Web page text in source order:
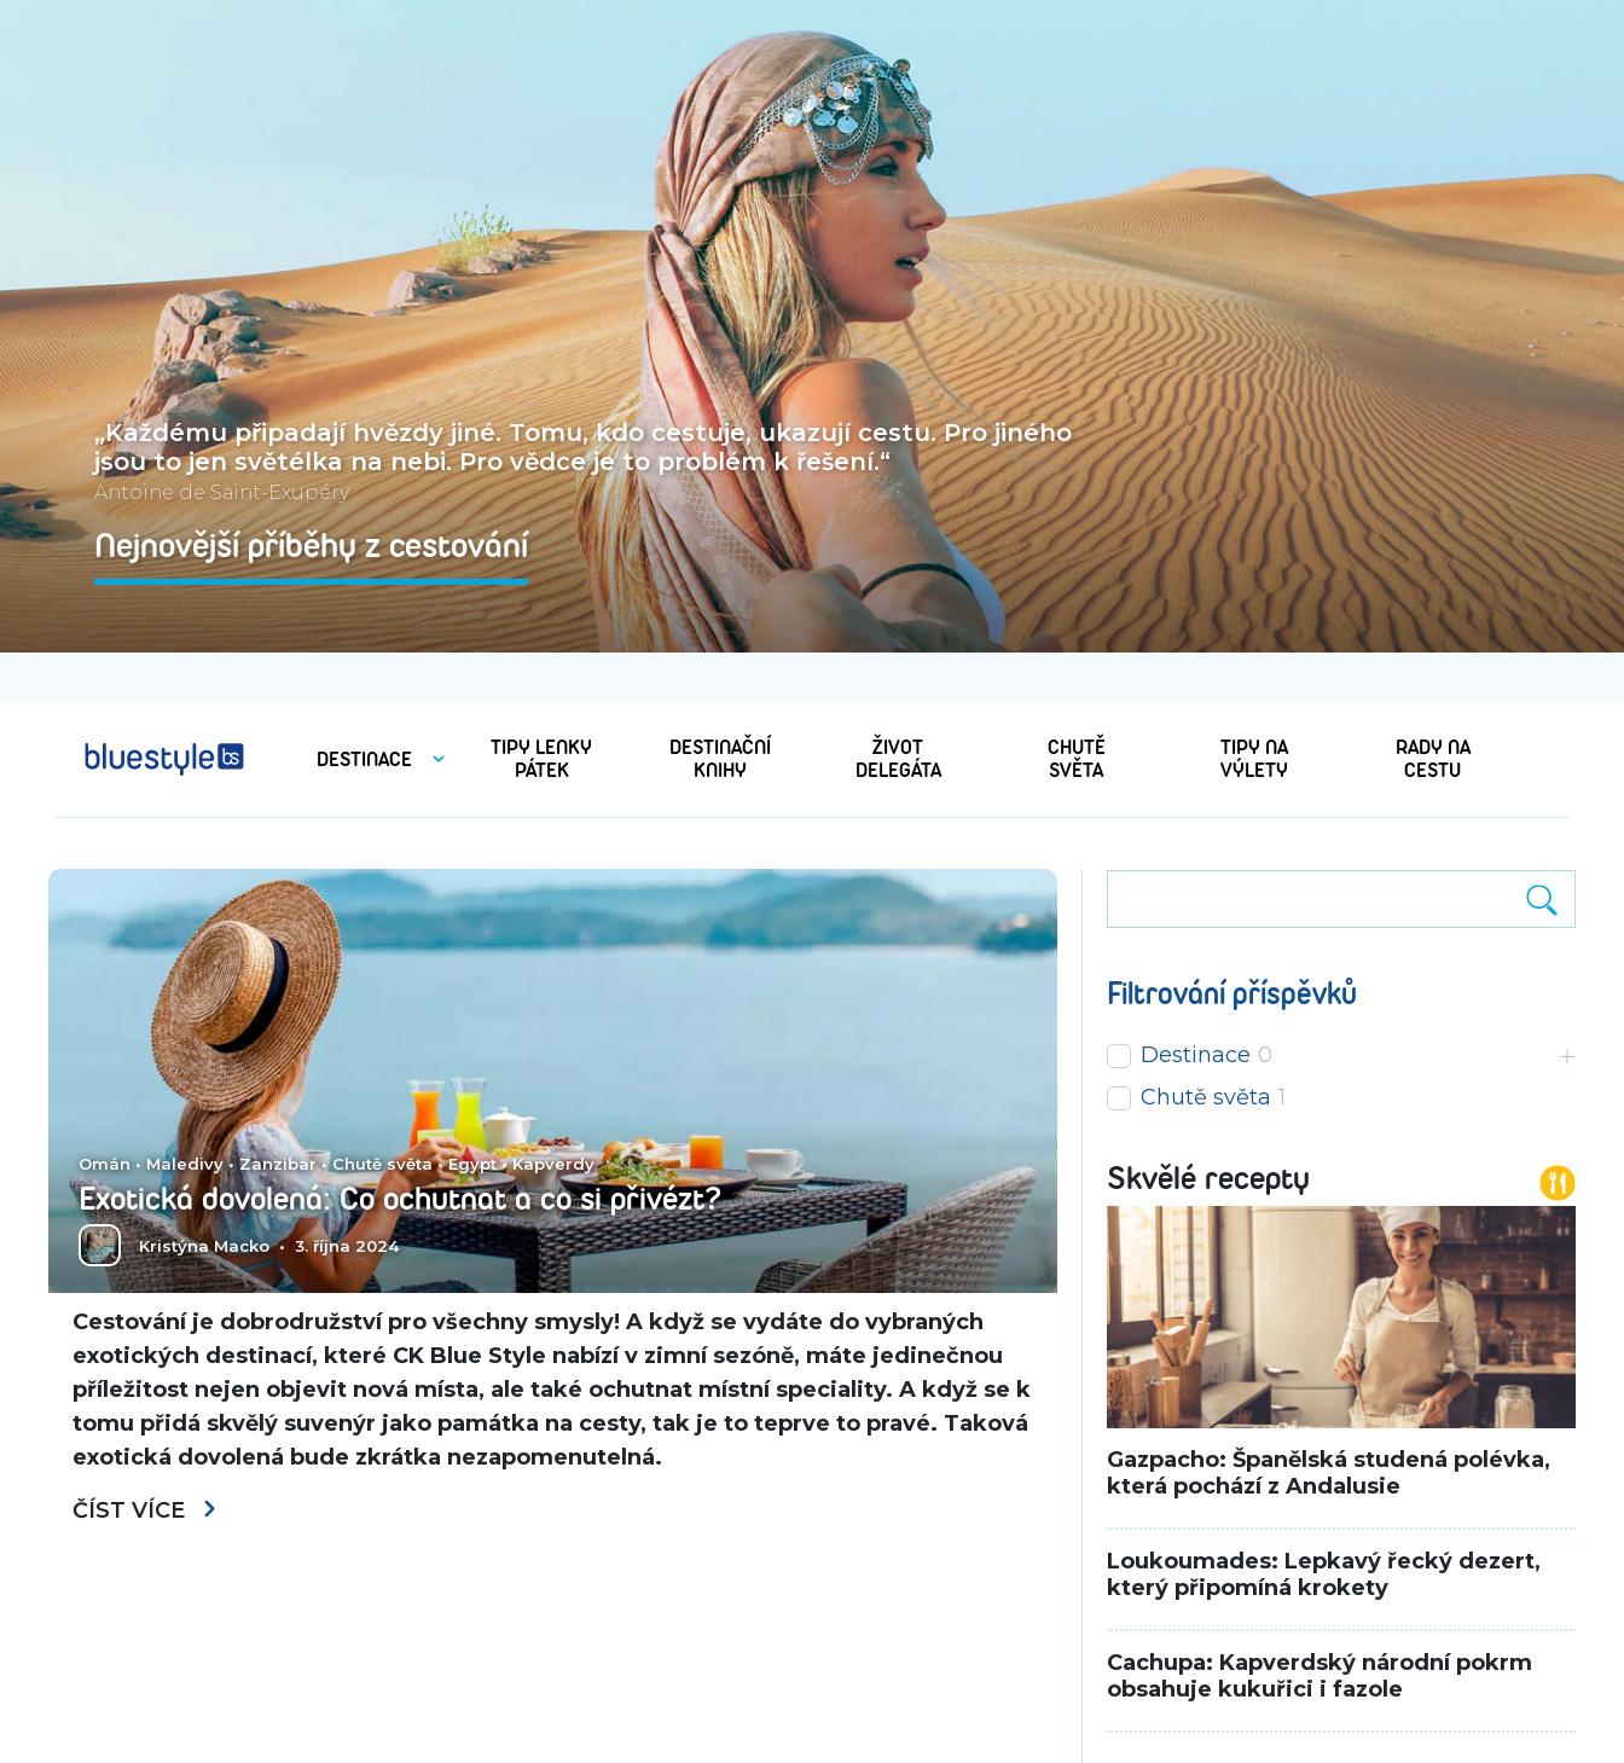
„Každému připadají hvězdy jiné. Tomu, kdo cestuje, ukazují cestu. Pro jiného
jsou to jen světélka na nebi. Pro vědce je to problém k řešení.“
Antoine de Saint-Exupéry
Nejnovější příběhy z cestování
DESTINACE
TIPY LENKY
PÁTEK
DESTINAČNÍ
KNIHY
ŽIVOT
DELEGÁTA
CHUTĚ
SVĚTA
TIPY NA
VÝLETY
RADY NA
CESTU
Omán•Maledivy•Zanzibar•Chutě světa•Egypt•Kapverdy
Exotická dovolená: Co ochutnat a co si přivézt?
Kristýna Macko• 3. října 2024
Cestování je dobrodružství pro všechny smysly! A když se vydáte do vybraných
exotických destinací, které CK Blue Style nabízí v zimní sezóně, máte jedinečnou
příležitost nejen objevit nová místa, ale také ochutnat místní speciality. A když se k
tomu přidá skvělý suvenýr jako památka na cesty, tak je to teprve to pravé. Taková
exotická dovolená bude zkrátka nezapomenutelná.
ČÍST VÍCE
Filtrování příspěvků
Destinace 0
Chutě světa 1
Skvělé recepty
Gazpacho: Španělská studená polévka,
která pochází z Andalusie
Loukoumades: Lepkavý řecký dezert,
který připomíná krokety
Cachupa: Kapverdský národní pokrm
obsahuje kukuřici i fazole